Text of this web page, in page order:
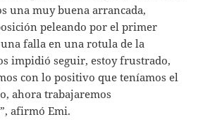
una muy buena arrancada,
peleando por el primer
falla en una rotula de la
impidió seguir, estoy frustrado,
con lo positivo que teníamos el
ahora trabajaremos
afirmó Emi.